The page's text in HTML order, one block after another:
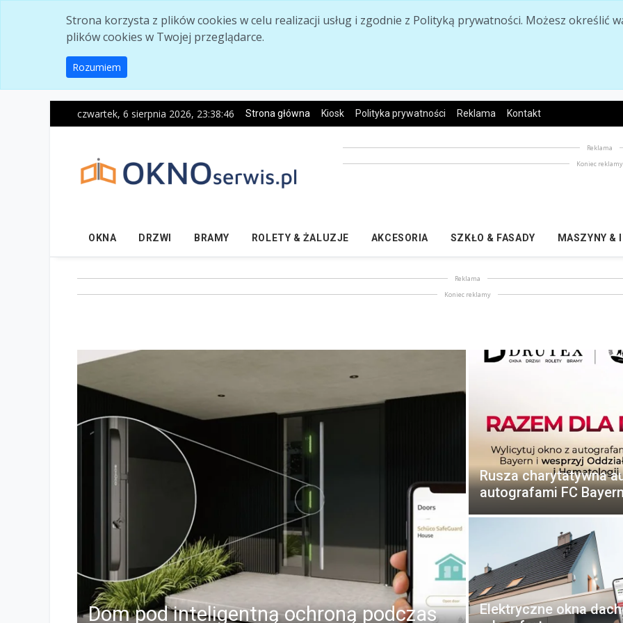
Strona korzysta z plików cookies w celu realizacji usług i zgodnie z Polityką prywatności. Możesz określić
plików cookies w Twojej przeglądarce.
Rozumiem
czwartek, 6 sierpnia 2026, 23:38:47 Strona główna Kiosk Polityka prywatności Reklama Kontakt
Reklama
Koniec reklamy
OKNA DRZWI BRAMY ROLETY & ŻALUZJE AKCESORIA SZKŁO & FASADY MASZYNY &
Reklama
Koniec reklamy
Dom pod inteligentną ochroną podczas
Rusza charytatywna
autografami FC
Elektryczne okna